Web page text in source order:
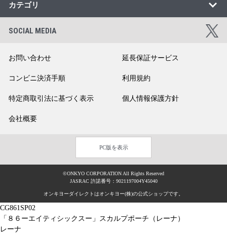
カテゴリ
SOCIAL MEDIA
お問い合わせ 延長保証サービス
コンビニ決済手順 利用規約
特定商取引法に基づく表示 個人情報保護方針
会社概要
PC版を表示
©ONKYO CORPORATION All Rights Reserved
JASRAC 許諾番号：9021197004Y45040
オンキヨーダイレクトはオンキヨー(株)の公式ショップです。
CG861SP02
「８６ーエイティシックスー」スカルプポーチ（レーナ）
レーナ